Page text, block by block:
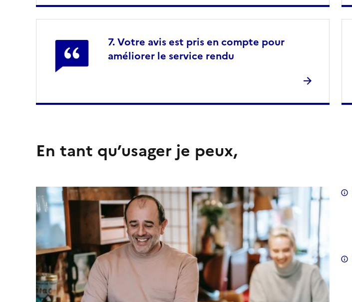
Votre avis est pris en compte pour
améliorer le service rendu
En tant qu’usager je peux,